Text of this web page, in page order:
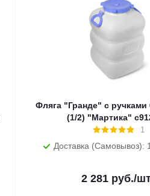
Фляга "Гранде" с ручками 60 л (белая)
(1/2) "Мартика"
1
Доставка (Самовывоз):
2 281руб./